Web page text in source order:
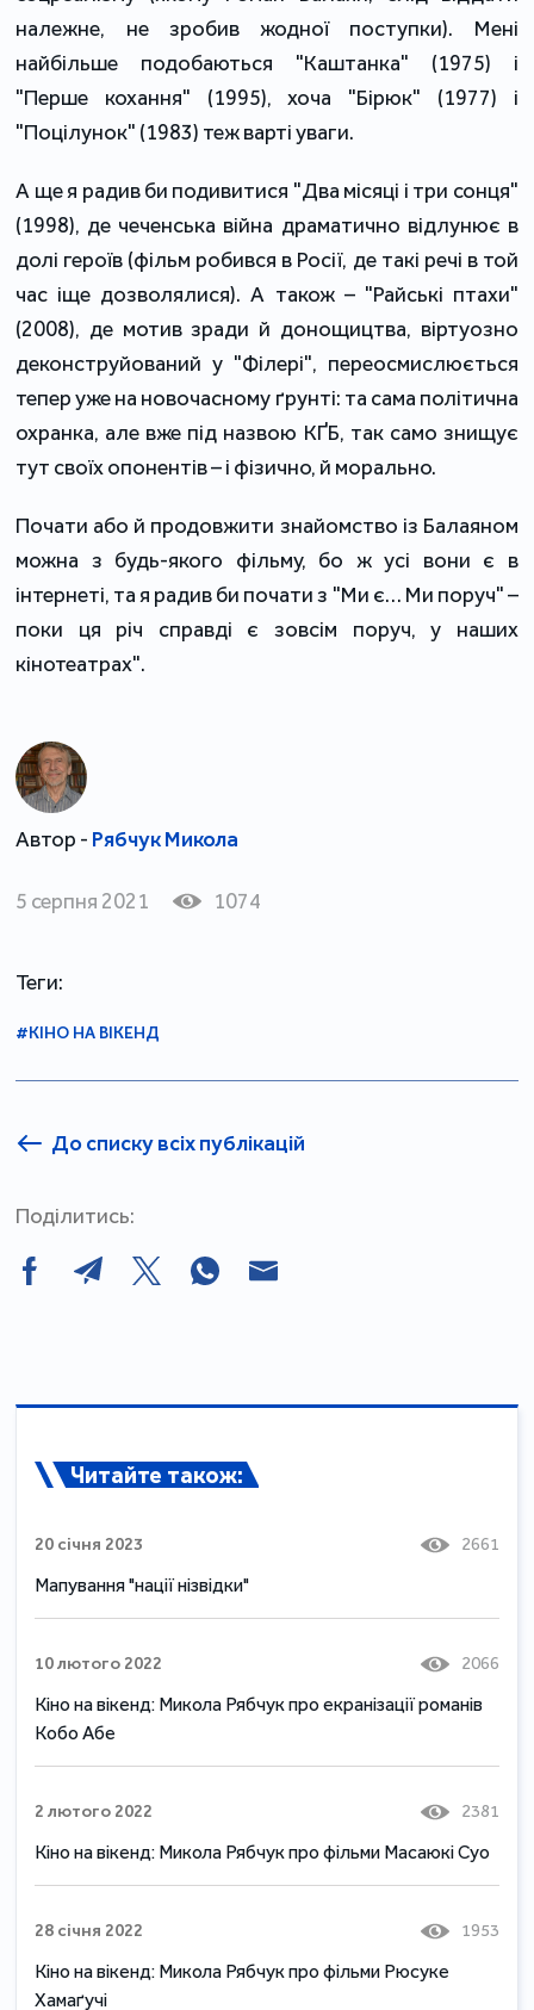
належне, не зробив жодної поступки). Мені
найбільше подобаються "Каштанка" (1975) і
"Перше кохання" (1995), хоча "Бірюк" (1977) і
"Поцілунок" (1983) теж варті уваги.
А ще я радив би подивитися "Два місяці і три сонця"
(1998), де чеченська війна драматично відлунює в
долі героїв (фільм робився в Росії, де такі речі в той
час іще дозволялися). А також – "Райські птахи"
(2008), де мотив зради й донощицтва, віртуозно
деконструйований у "Філері", переосмислюється
тепер уже на новочасному ґрунті: та сама політична
охранка, але вже під назвою КҐБ, так само знищує
тут своїх опонентів – і фізично, й морально.
Почати або й продовжити знайомство із Балаяном
можна з будь-якого фільму, бо ж усі вони є в
інтернеті, та я радив би почати з "Ми є… Ми поруч" –
поки ця річ справді є зовсім поруч, у наших
кінотеатрах".
Автор - Рябчук Микола
5 серпня 2021 1074
Теги:
#КІНО НА ВІКЕНД
До списку всіх публікацій
Поділитись:
Читайте також:
20 січня 2023 2661
Мапування "нації нізвідки"
10 лютого 2022 2066
Кіно на вікенд: Микола Рябчук про екранізації романів
Кобо Абе
2 лютого 2022 2381
Кіно на вікенд: Микола Рябчук про фільми Масаюкі Суо
28 січня 2022 1953
Кіно на вікенд: Микола Рябчук про фільми Рюсуке
Хамаґучі